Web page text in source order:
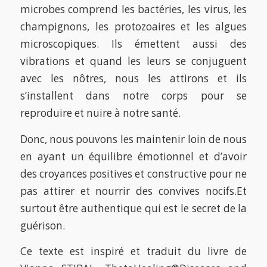
microbes comprend les bactéries, les virus, les
champignons, les protozoaires et les algues
microscopiques. Ils émettent aussi des
vibrations et quand les leurs se conjuguent
avec les nôtres, nous les attirons et ils
s’installent dans notre corps pour se
reproduire et nuire à notre santé.
Donc, nous pouvons les maintenir loin de nous
en ayant un équilibre émotionnel et d’avoir
des croyances positives et constructive pour ne
pas attirer et nourrir des convives nocifs.Et
surtout être authentique qui est le secret de la
guérison.
Ce texte est inspiré et traduit du livre de